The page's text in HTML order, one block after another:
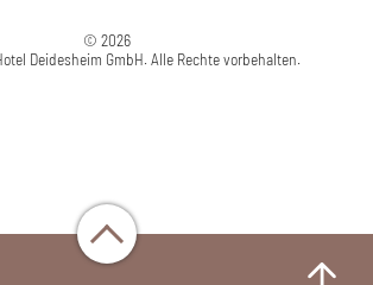
© 2026
Deidesheim GmbH. Alle Rechte vorbehalten.